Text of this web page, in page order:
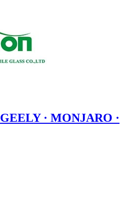
GEELY · MONJARO ·